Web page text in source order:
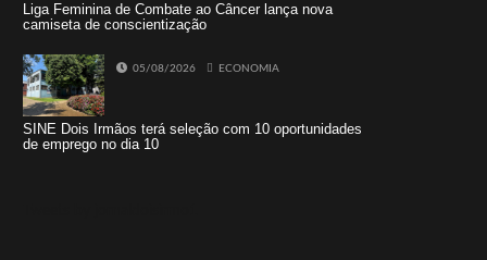
Liga Feminina de Combate ao Câncer lança nova
camiseta de conscientização
05/08/2026 ECONOMIA
SINE Dois Irmãos terá seleção com 10 oportunidades
de emprego no dia 10